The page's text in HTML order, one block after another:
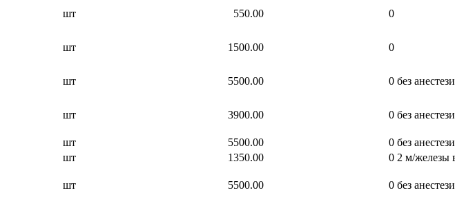
шт 550.00 0
шт 1500.00 0
шт 5500.00 0 без
шт 3900.00 0 без
шт 5500.00 0 без
шт 1350.00 0 2 м/железы
шт 5500.00 0 без